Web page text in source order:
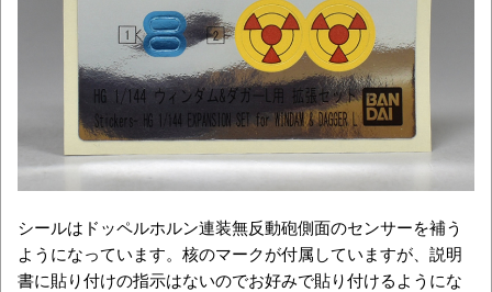
シールはドッペルホルン連装無反動砲側面のセンサーを補う
ようになっています。核のマークが付属していますが、説明
書に貼り付けの指示はないのでお好みで貼り付けるようにな